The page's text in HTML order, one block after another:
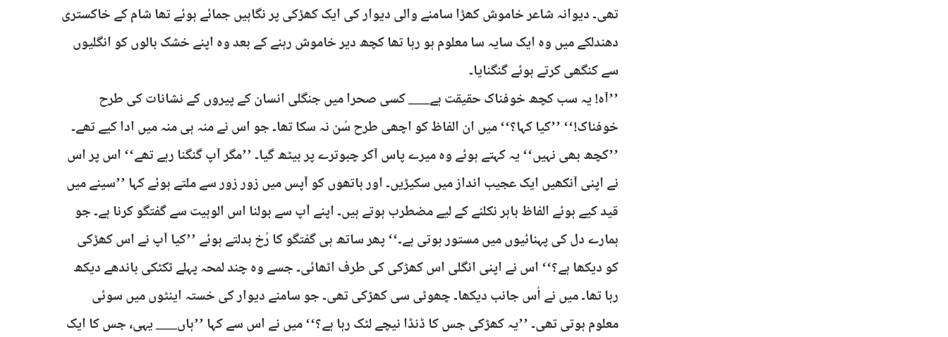
تھی۔ دیوانہ شاعر خاموش کھڑا سامنے والی دیوار کی ایک کھڑکی پر نگاہیں جمائے ہوئے تھا شام کے خاکستری
دھندلکے میں وہ ایک سایہ سا معلوم ہو رہا تھا کچھ دیر خاموش رہنے کے بعد وہ اپنے خشک بالوں کو انگلیوں
سے کنگھی کرتے ہوئے گنگنایا۔
’’آہ! یہ سب کچھ خوفناک حقیقت ہے___ کسی صحرا میں جنگلی انسان کے پیروں کے نشانات کی طرح
خوفناک!‘‘ ’’کیا کہا؟‘‘ میں ان الفاظ کو اچھی طرح سُن نہ سکا تھا۔ جو اس نے منہ ہی منہ میں ادا کیے تھے۔
’’کچھ بھی نہیں‘‘ یہ کہتے ہوئے وہ میرے پاس آکر چبوترے پر بیٹھ گیا۔ ’’مگر آپ گنگنا رہے تھے‘‘ اس پر اس
نے اپنی آنکھیں ایک عجیب انداز میں سکیڑیں۔ اور ہاتھوں کو آپس میں زور زور سے ملتے ہوئے کہا ’’سینے میں
قید کیے ہوئے الفاظ باہر نکلنے کے لیے مضطرب ہوتے ہیں۔ اپنے آپ سے بولنا اس الوہیت سے گفتگو کرنا ہے۔ جو
ہمارے دل کی پہنائیوں میں مستور ہوتی ہے۔‘‘ پھر ساتھ ہی گفتگو کا رُخ بدلتے ہوئے ’’کیا آپ نے اس کھڑکی
کو دیکھا ہے؟‘‘ اس نے اپنی انگلی اس کھڑکی کی طرف اٹھائی۔ جسے وہ چند لمحہ پہلے ٹکٹکی باندھے دیکھ
رہا تھا۔ میں نے اُس جانب دیکھا۔ چھوٹی سی کھڑکی تھی۔ جو سامنے دیوار کی خستہ اینٹوں میں سوئی
معلوم ہوتی تھی۔ ’’یہ کھڑکی جس کا ڈنڈا نیچے لٹک رہا ہے؟‘‘ میں نے اس سے کہا ’’ہاں___ یہی، جس کا ایک